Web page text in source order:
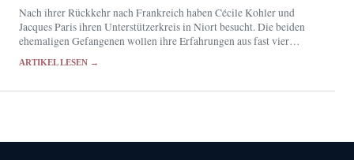
Nach ihrer Rückkehr nach Frankreich haben Cécile Kohler und
Jacques Paris ihren Unterstützerkreis in Niort besucht. Die beiden
ehemaligen Gefangenen wollen ihre Erfahrungen aus fast vier
ARTIKEL LESEN →